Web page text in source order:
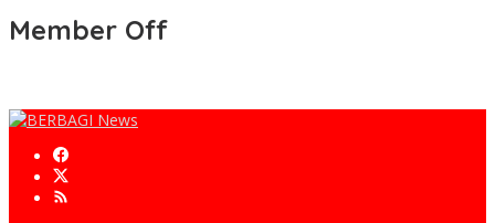
Member Off